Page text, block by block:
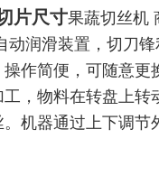
片尺寸果蔬切丝机
动润滑装置，切刀
作简便，可随意
工，物料在转盘上转
。机器通过上下调节